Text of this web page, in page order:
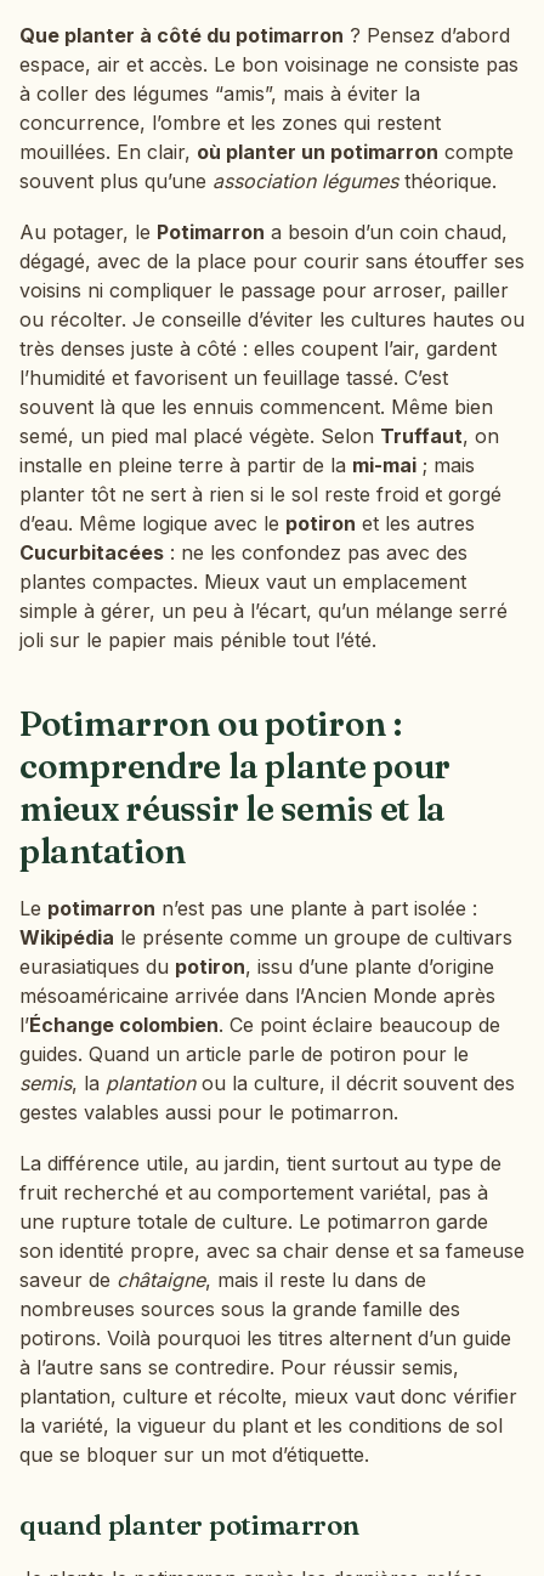
Que planter à côté du potimarron ? Pensez d’abord
espace, air et accès. Le bon voisinage ne consiste pas
à coller des légumes “amis”, mais à éviter la
concurrence, l’ombre et les zones qui restent
mouillées. En clair, où planter un potimarron compte
souvent plus qu’une association légumesthéorique.
Au potager, le Potimarron a besoin d’un coin chaud,
dégagé, avec de la place pour courir sans étouffer ses
voisins ni compliquer le passage pour arroser, pailler
ou récolter. Je conseille d’éviter les cultures hautes ou
très denses juste à côté : elles coupent l’air, gardent
l’humidité et favorisent un feuillage tassé. C’est
souvent là que les ennuis commencent. Même bien
semé, un pied mal placé végète. Selon Truffaut, on
installe en pleine terre à partir de la mi-mai ; mais
planter tôt ne sert à rien si le sol reste froid et gorgé
d’eau. Même logique avec le potiron et les autres
Cucurbitacées : ne les confondez pas avec des
plantes compactes. Mieux vaut un emplacement
simple à gérer, un peu à l’écart, qu’un mélange serré
joli sur le papier mais pénible tout l’été.
Potimarron ou potiron :
comprendre la plante pour
mieux réussir le semis et la
plantation
Le potimarron n’est pas une plante à part isolée :
Wikipédia le présente comme un groupe de cultivars
eurasiatiques du potiron, issu d’une plante d’origine
mésoaméricaine arrivée dans l’Ancien Monde après
l’Échange colombien. Ce point éclaire beaucoup de
guides. Quand un article parle de potiron pour le
semis, la plantationou la culture, il décrit souvent des
gestes valables aussi pour le potimarron.
La différence utile, au jardin, tient surtout au type de
fruit recherché et au comportement variétal, pas à
une rupture totale de culture. Le potimarron garde
son identité propre, avec sa chair dense et sa fameuse
saveur de châtaigne, mais il reste lu dans de
nombreuses sources sous la grande famille des
potirons. Voilà pourquoi les titres alternent d’un guide
à l’autre sans se contredire. Pour réussir semis,
plantation, culture et récolte, mieux vaut donc vérifier
la variété, la vigueur du plant et les conditions de sol
que se bloquer sur un mot d’étiquette.
quand planter potimarron